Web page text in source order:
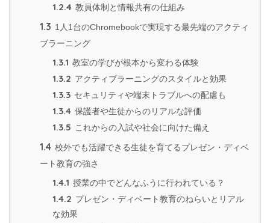
1.2.4 教員体制と情報共有の仕組み
1.3 1人1台のChromebookで実現する最先端のアクティ
ブラーニング
1.3.1 教室の学びが根本から変わる体験
1.3.2 アクティブラーニングのスタイルと効果
1.3.3 セキュリティや端末トラブルへの配慮も
1.3.4 保護者や生徒からのリアルな評価
1.3.5 これからの入試や社会に向けた備え
1.4 校外でも活躍できる生徒を育てるプレゼン・ディベ
ート教育の強さ
1.4.1 授業の中でどんなふうに行われている？
1.4.2 プレゼン・ディベート教育のねらいとリアル
な効果